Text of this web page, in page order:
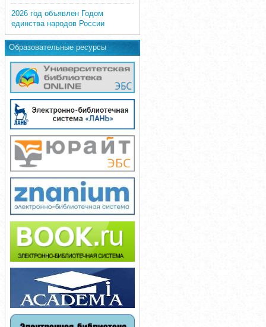
2026 год объявлен Годом
единства народов России
Образовательные ресурсы